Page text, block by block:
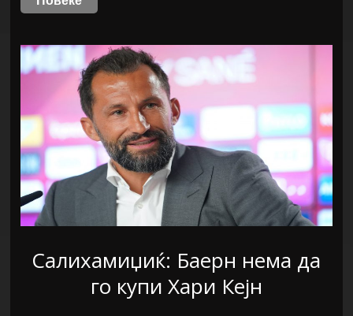
Салихамиџиќ: Баерн нема да
го купи Хари Кејн